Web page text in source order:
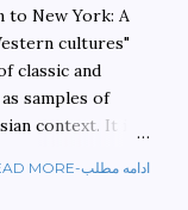
to New York: A
cultures"
classic and
samples of
context. It is
bridge between
READ MORE-ادامه مطلب